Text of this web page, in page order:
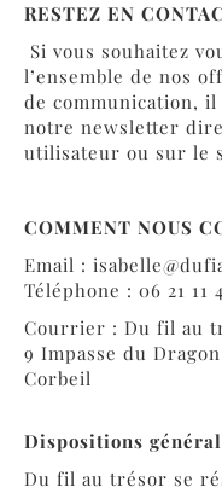
RESTEZ EN
Si vous souhaitez
l’ensemble de nos
de communication,
notre newsletter
utilisateur ou sur le
COMMENT NOUS
Email :
Téléphone : 06 21 11
Courrier : Du fil au
9 Impasse du
Corbeil
Dispositions
Du fil au trésor se